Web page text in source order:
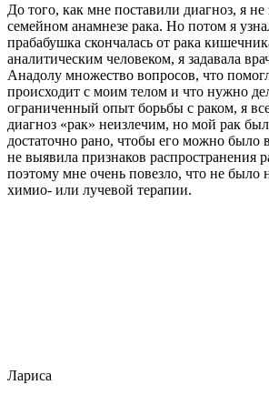
До того, как мне поставили диагноз, я
семейном анамнезе рака. Но потом я
прабабушка скончалась от рака
аналитическим человеком, я задавала
Анадолу множество вопросов, что
происходит с моим телом и что нужно
ограниченный опыт борьбы с раком, я
диагноз «рак» неизлечим, но мой рак
достаточно рано, чтобы его можно было
не выявила признаков распространения
поэтому мне очень повезло, что не было
химио- или лучевой терапии.
Лариса